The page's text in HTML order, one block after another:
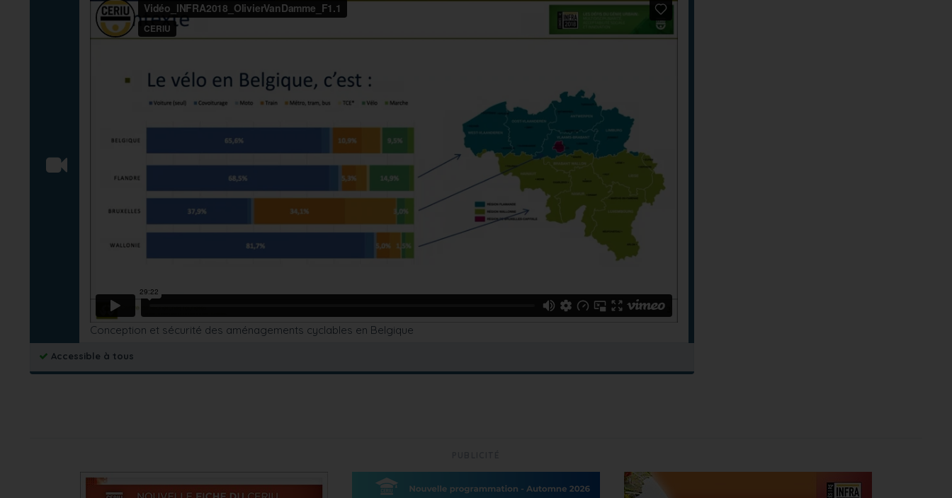
Conception et sécurité des aménagements cyclables en Belgique
Accessible à tous